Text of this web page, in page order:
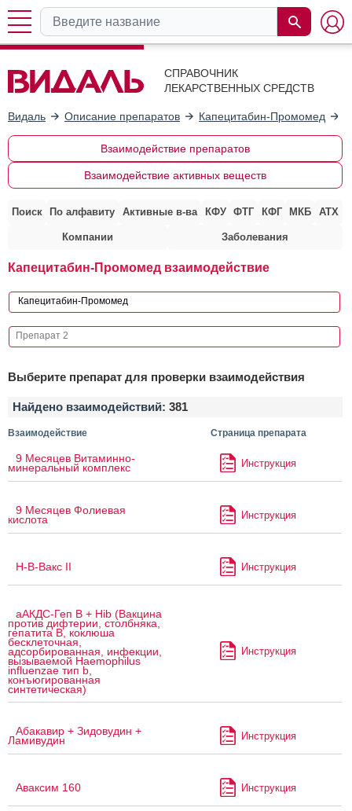
СПРАВОЧНИК
ЛЕКАРСТВЕННЫХ СРЕДСТВ
Видаль Описание препаратов Капецитабин-Промомед
Взаимодействие препаратов
Взаимодействие активных веществ
Поиск По алфавиту Активные в-ва КФУ ФТГ КФГ МКБ АТХ
Компании Заболевания
Капецитабин-Промомед взаимодействие
Выберите препарат для проверки взаимодействия
Найдено взаимодействий: 381
Взаимодействие Страница препарата
9 Месяцев Витаминно-
минеральный комплекс Инструкция
9 Месяцев Фолиевая
кислота Инструкция
H-B-Вакс II Инструкция
аАКДС-Геп B + Hib (Вакцина
против дифтерии, столбняка,
гепатита B, коклюша
бесклеточная,
адсорбированная, инфекции,
вызываемой Haemophilus
influenzae тип b,
конъюгированная
синтетическая)
Инструкция
Абакавир + Зидовудин +
Ламивудин Инструкция
Аваксим 160 Инструкция